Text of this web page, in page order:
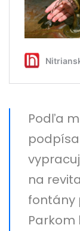
Podľa
na
fontány
Parkom